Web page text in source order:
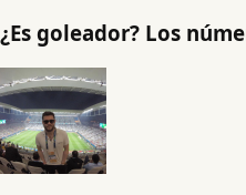
¿Es goleador? Los